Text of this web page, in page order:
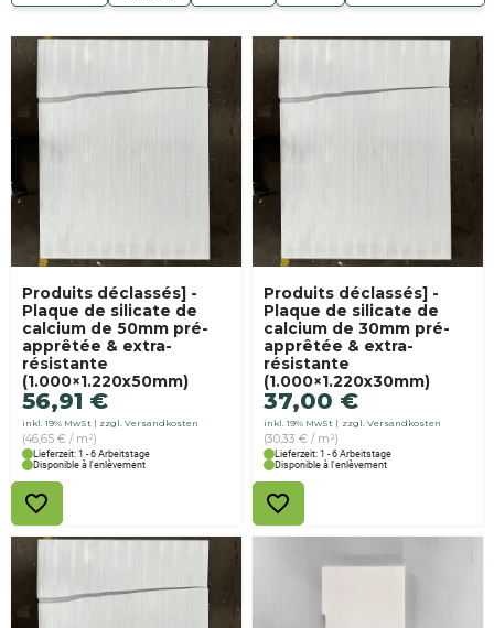
Produits déclassés] -
Plaque de silicate de
calcium de 50mm pré-
apprêtée & extra-
résistante
(1.000×1.220x50mm)
56,91 €
inkl. 19% MwSt zzgl. Versandkosten
(46,65 € / m²)
Lieferzeit: 1 - 6 Arbeitstage
Disponible à l'enlèvement
Produits déclassés] -
Plaque de silicate de
calcium de 30mm pré-
apprêtée & extra-
résistante
(1.000×1.220x30mm)
37,00 €
inkl. 19% MwSt zzgl. Versandkosten
(30,33 € / m²)
Lieferzeit: 1 - 6 Arbeitstage
Disponible à l'enlèvement